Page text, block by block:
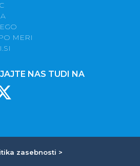
MERI
NAS TUDI NA
zasebnosti >